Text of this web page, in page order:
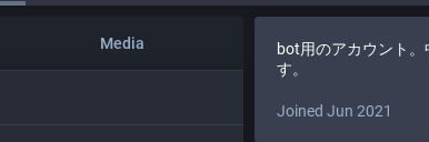
Media bot用のアカウント。
す。
Joined Jun 2021